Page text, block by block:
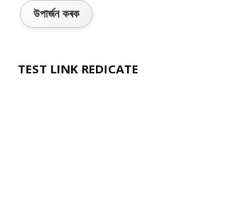
উপাৰ্জন কৰক
TEST LINK REDICATE